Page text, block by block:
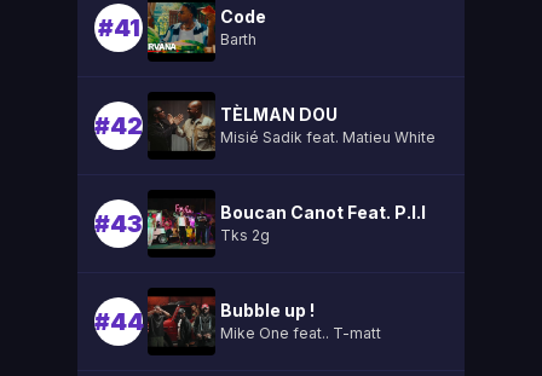
#41 Code
Barth
#42 TÈLMAN DOU
Misié Sadik feat. Matieu White
#43 Boucan Canot Feat. P.l.l
Tks 2g
#44 Bubble up !
Mike One feat.. T-matt